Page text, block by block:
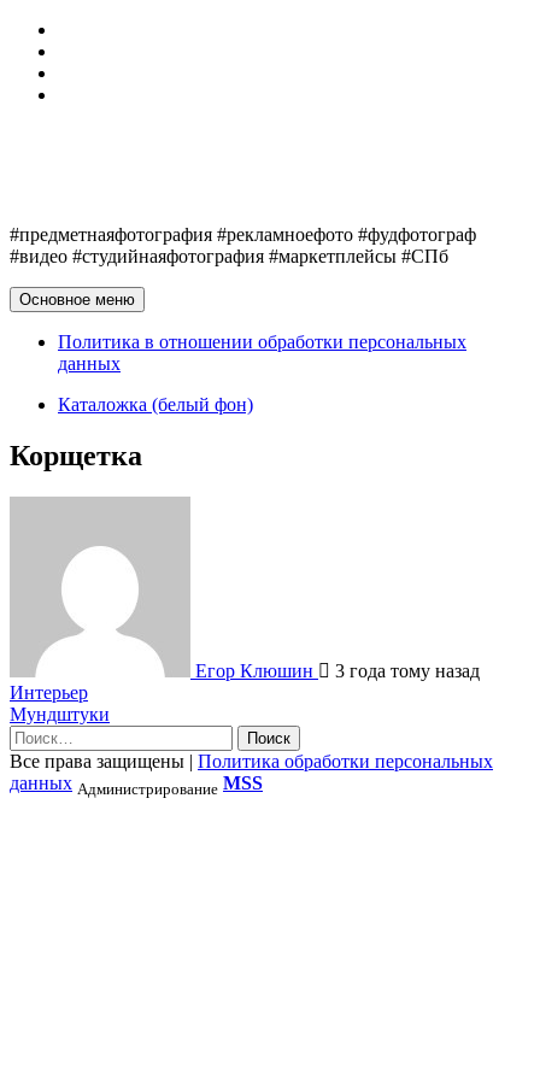
Перейти
содержимому
#предметнаяфотография #рекламноефото #фудфотограф
#видео #студийнаяфотография #маркетплейсы #СПб
Основное меню
Политика в отношении обработки персональных
данных
Каталожка (белый фон)
Корщетка
Егор Клюшин 3 года тому назад
Навигация
по
записям
Интерьер
Мундштуки
Найти:
Все права защищены | Политика обработки персональных
данных Администрирование MSS